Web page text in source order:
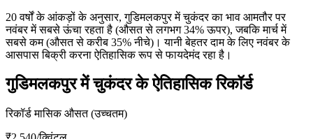
20 वर्षों के आंकड़ों के अनुसार, गुडिमलकपुर में चुकंदर का भाव आमतौर पर
नवंबर में सबसे ऊंचा रहता है (औसत से लगभग 34% ऊपर), जबकि मार्च में
सबसे कम (औसत से करीब 35% नीचे)। यानी बेहतर दाम के लिए नवंबर के
आसपास बिक्री करना ऐतिहासिक रूप से फायदेमंद रहा है।
गुडिमलकपुर में चुकंदर के ऐतिहासिक रिकॉर्ड
रिकॉर्ड मासिक औसत (उच्चतम)